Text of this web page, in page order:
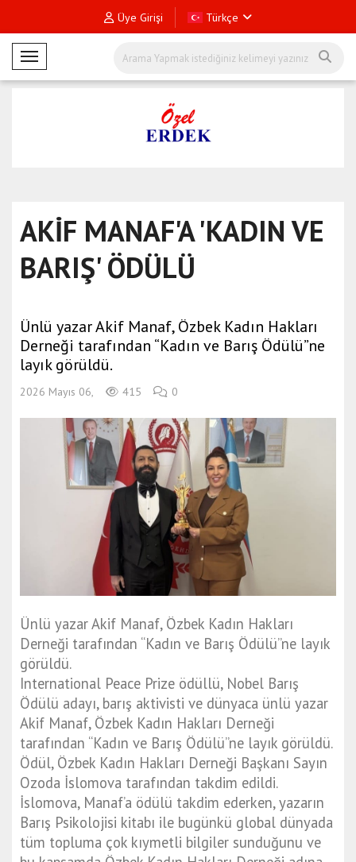
Üye Girişi Türkçe
Mobil Menü
AKİF MANAF'A 'KADIN VE
BARIŞ' ÖDÜLÜ
Ünlü yazar Akif Manaf, Özbek Kadın Hakları
Derneği tarafından “Kadın ve Barış Ödülü”ne
layık görüldü.
2026 Mayıs 06, 415 0
Ünlü yazar Akif Manaf, Özbek Kadın Hakları
Derneği tarafından “Kadın ve Barış Ödülü”ne layık
görüldü.
International Peace Prize ödüllü, Nobel Barış
Ödülü adayı, barış aktivisti ve dünyaca ünlü yazar
Akif Manaf, Özbek Kadın Hakları Derneği
tarafından “Kadın ve Barış Ödülü”ne layık görüldü.
Ödül, Özbek Kadın Hakları Derneği Başkanı Sayın
Ozoda İslomova tarafından takdim edildi.
İslomova, Manaf’a ödülü takdim ederken, yazarın
Barış Psikolojisi kitabı ile bugünkü global dünyada
tüm topluma çok kıymetli bilgiler sunduğunu ve